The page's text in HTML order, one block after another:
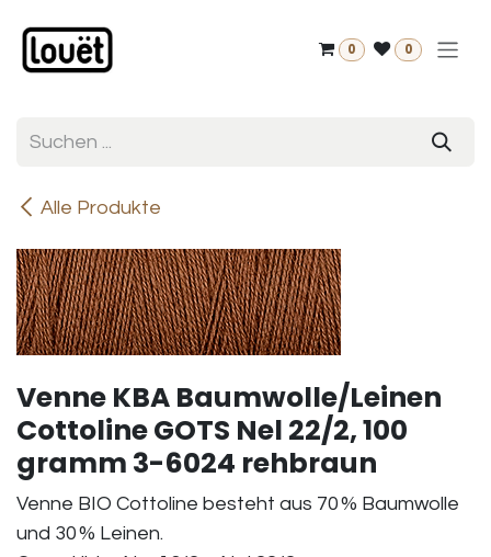
0 0
Alle Produkte
Venne KBA Baumwolle/Leinen
Cottoline GOTS Nel 22/2, 100
gramm 3-6024 rehbraun
Venne BIO Cottoline besteht aus 70 % Baumwolle
und 30 % Leinen.